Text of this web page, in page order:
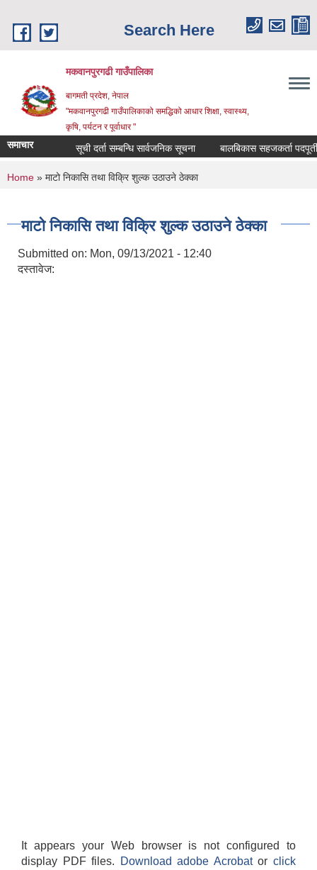
Search Here
मकवानपुरगढी गाउँपालिका
बागमती प्रदेश, नेपाल
"मकवानपुरगढी गाउँपालिकाको समद्धिको आधार शिक्षा, स्‍वास्‍थ्‍य,
कृषि, पर्यटन र पूर्वाधार "
समाचार सूची दर्ता सम्बन्धि सार्वजनिक सूचना बालबिकास सहजकर्ता पदपूर्तीका
You are here
Home » माटो निकासि तथा विक्रि शुल्क उठाउने ठेक्का
माटो निकासि तथा विक्रि शुल्क उठाउने ठेक्का
Submitted on: Mon, 09/13/2021 - 12:40
दस्तावेज:
It appears your Web browser is not configured to
display PDF files.
Download adobe Acrobatorclick